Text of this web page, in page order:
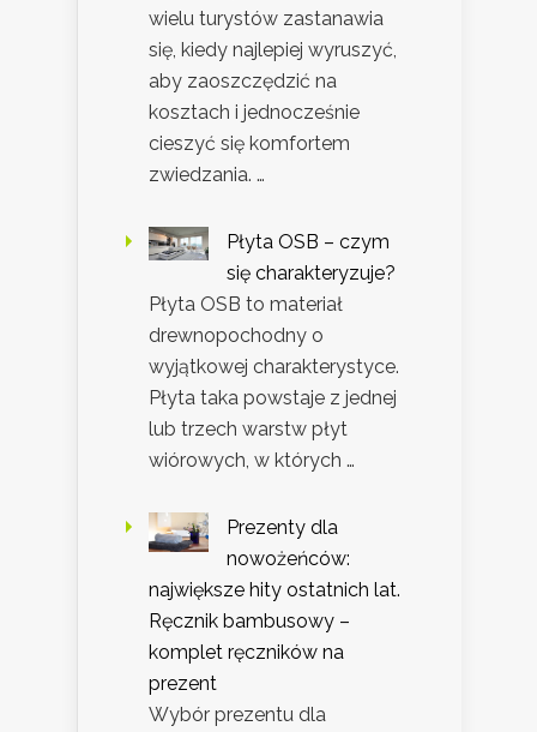
wielu turystów zastanawia
się, kiedy najlepiej wyruszyć,
aby zaoszczędzić na
kosztach i jednocześnie
cieszyć się komfortem
zwiedzania. …
Płyta OSB – czym
się charakteryzuje?
Płyta OSB to materiał
drewnopochodny o
wyjątkowej charakterystyce.
Płyta taka powstaje z jednej
lub trzech warstw płyt
wiórowych, w których …
Prezenty dla
nowożeńców:
największe hity ostatnich lat.
Ręcznik bambusowy –
komplet ręczników na
prezent
Wybór prezentu dla